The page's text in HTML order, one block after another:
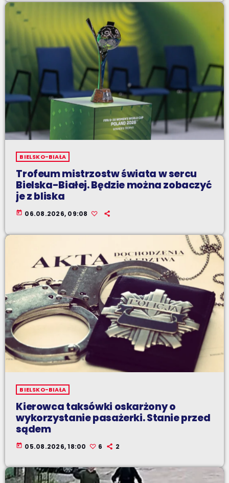
BIELSKO-BIAŁA
Trofeum mistrzostw świata w sercu
Bielska-Białej. Będzie można zobaczyć
je z bliska
today 06.08.2026, 09:08
BIELSKO-BIAŁA
Kierowca taksówki oskarżony o
wykorzystanie pasażerki. Stanie przed
sądem
today 05.08.2026, 18:00 6 2